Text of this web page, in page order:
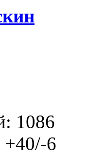
1086
+40/-6